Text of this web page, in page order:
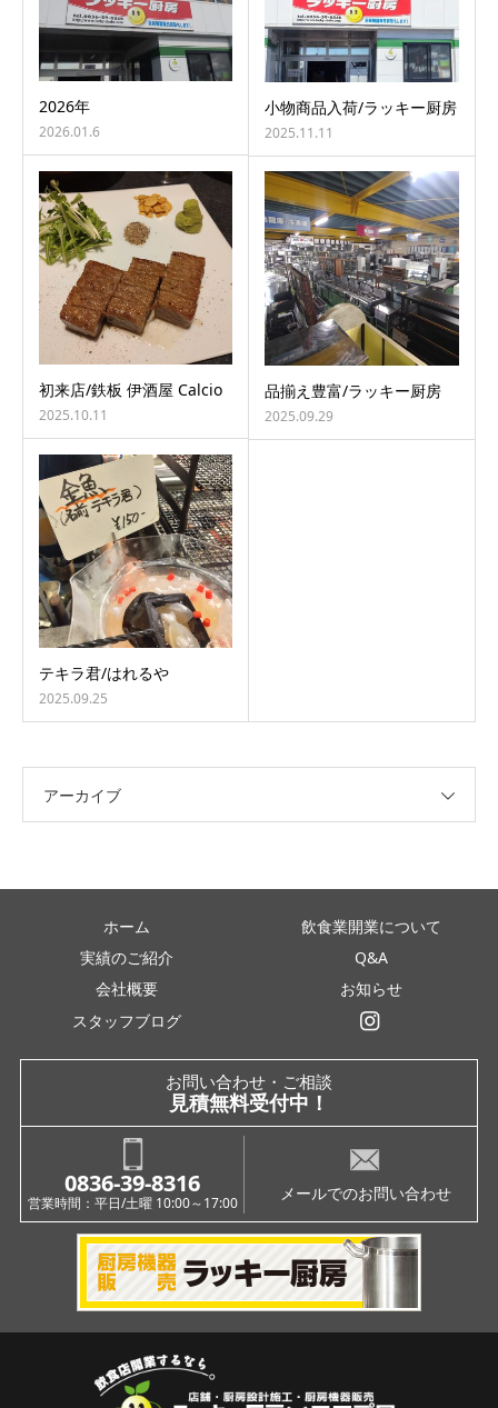
2026年
2026.01.6
小物商品入荷/ラッキー厨房
2025.11.11
初来店/鉄板 伊酒屋 Calcio
2025.10.11
品揃え豊富/ラッキー厨房
2025.09.29
テキラ君/はれるや
2025.09.25
アーカイブ
ホーム
飲食業開業について
実績のご紹介
Q&A
会社概要
お知らせ
スタッフブログ
お問い合わせ・ご相談
見積無料受付中！
0836-39-8316
営業時間：平日/土曜 10:00～17:00 メールでのお問い合わせ